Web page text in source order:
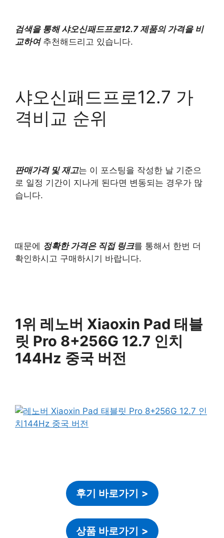
검색을 통해 샤오신패드프로12.7 제품의 가격을 비
교하여추천해드리고 있습니다.
샤오신패드프로12.7 가
격비교 순위
판매가격 및 재고는 이 포스팅을 작성한 날 기준으
로 일정 기간이 지나게 된다면 변동되는 경우가 많
습니다.
때문에 정확한 가격은 직접 링크를 통해서 한번 더
확인하시고 구매하시기 바랍니다.
1위 레노버 Xiaoxin Pad 태블
릿 Pro 8+256G 12.7 인치
144Hz 중국 버전
후기 바로가기 >
상품 바로가기 >